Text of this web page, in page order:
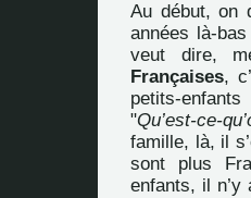
Au début, on
années là-
veut dire,
Françaises,
petits-
"Qu’est-ce-
famille, là, il
sont plus
enfants, il n’y